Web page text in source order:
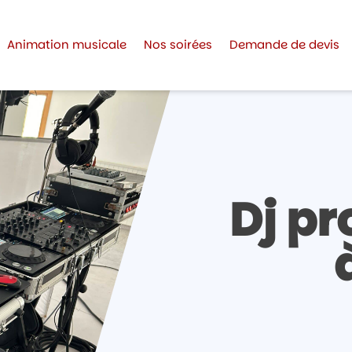
Animation musicale Nos soirées Demande de devis
Dj